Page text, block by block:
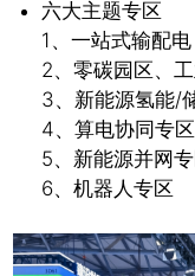
六大主题专区
1、一站式输配电
2、零碳园区、
3、新能源氢能/
4、算电协同专区
5、新能源并网
6、机器人专区